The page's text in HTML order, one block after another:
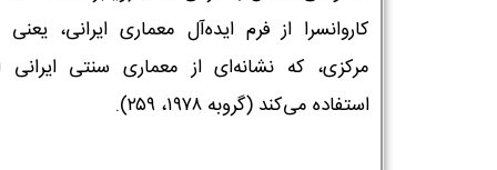
کاروانسرا از فرم ایده‌آل معماری ایرانی،
مرکزی، که نشانه‌ای از معماری سنتی
استفاده می‌کند (گروبه ۱۹۷۸، ۲۵۹).